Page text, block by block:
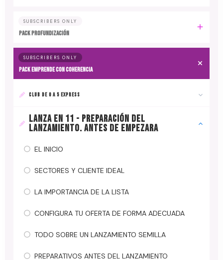
SUBSCRIBERS ONLY
PACK PROFUNDIZACIÓN
SUBSCRIBERS ONLY
PACK EMPRENDE CON COHERENCIA
CLUB DE 0 A 5 EXPRESS
LANZA EN 11 - PREPARACIÓN DEL
LANZAMIENTO. ANTES DE EMPEZARA
EL INICIO
SECTORES Y CLIENTE IDEAL
LA IMPORTANCIA DE LA LISTA
CONFIGURA TU OFERTA DE FORMA ADECUADA
TODO SOBRE UN LANZAMIENTO SEMILLA
PREPARATIVOS ANTES DEL LANZAMIENTO